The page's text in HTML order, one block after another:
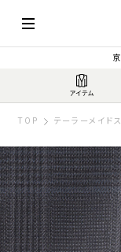
TOP テーラーメイド